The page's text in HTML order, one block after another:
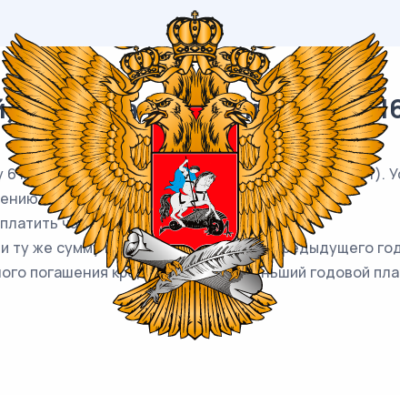
материал ЕГЭ / профиль /
млн рублей на некоторый срок (целое число лет).
с концом предыдущего года;
часть долга;
ту же сумму меньше долга на июль предыдущего
погашения кредита, если наименьший годовой